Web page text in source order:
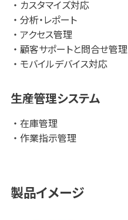
カスタマイズ対応
分析・レポート
アクセス管理
顧客サポートと問合せ管理
モバイルデバイス対応
生産管理システム
在庫管理
作業指示管理
製品イメージ